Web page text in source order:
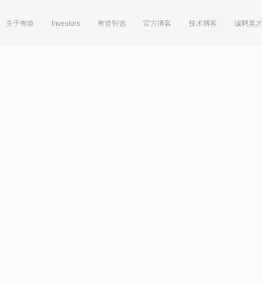
关于有道 Investors 有道智选 官方博客 技术博客 诚聘英才